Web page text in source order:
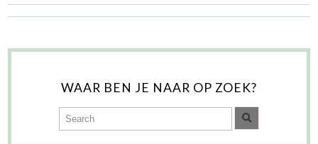
WAAR BEN JE NAAR OP ZOEK?